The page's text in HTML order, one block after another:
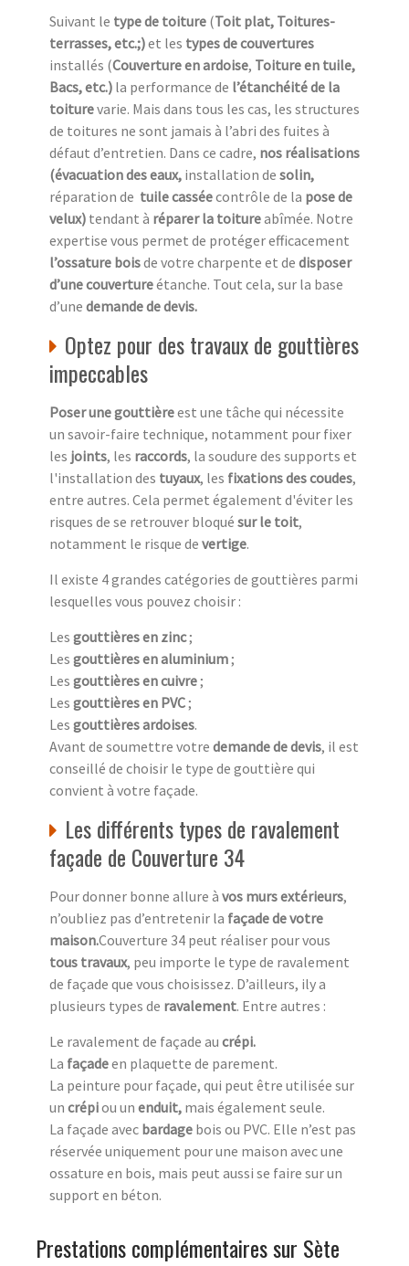
Suivant le type de toiture (Toit plat, Toitures-
terrasses, etc.;)et les types de couvertures
installés (Couverture en ardoise, Toiture en tuile,
Bacs, etc.) la performance de l’étanchéité de la
toiturevarie. Mais dans tous les cas, les structures
de toitures ne sont jamais à l’abri des fuites à
défaut d’entretien. Dans ce cadre, nos réalisations
(évacuation des eaux, installation de solin,
réparation de tuile casséecontrôle de la pose de
velux) tendant à réparer la toitureabîmée. Notre
expertise vous permet de protéger efficacement
l’ossature boisde votre charpente et de disposer
d’une couvertureétanche. Tout cela, sur la base
d’une demande de devis.
Optez pour des travaux de gouttières
impeccables
Poser une gouttièreest une tâche qui nécessite
un savoir-faire technique, notamment pour fixer
les joints, les raccords, la soudure des supports et
l'installation des tuyaux, les fixations des coudes,
entre autres. Cela permet également d'éviter les
risques de se retrouver bloqué sur le toit,
notamment le risque de vertige.
Il existe 4 grandes catégories de gouttières parmi
lesquelles vous pouvez choisir :
Les gouttières en zinc;
Les gouttières en aluminium;
Les gouttières en cuivre;
Les gouttières en PVC;
Les gouttières ardoises.
Avant de soumettre votre demande de devis, il est
conseillé de choisir le type de gouttière qui
convient à votre façade.
Les différents types de ravalement
façade de Couverture 34
Pour donner bonne allure à vos murs extérieurs,
n’oubliez pas d’entretenir la façade de votre
maison.Couverture 34 peut réaliser pour vous
tous travaux, peu importe le type de ravalement
de façade que vous choisissez. D’ailleurs, ily a
plusieurs types de ravalement. Entre autres :
Le ravalement de façade au crépi.
La façadeen plaquette de parement.
La peinture pour façade, qui peut être utilisée sur
un crépiou un enduit, mais également seule.
La façade avec bardage bois ou PVC. Elle n’est pas
réservée uniquement pour une maison avec une
ossature en bois, mais peut aussi se faire sur un
support en béton.
Prestations complémentaires sur Sète